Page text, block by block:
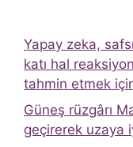
Yapay zeka,
katı hal
tahmin etmek
Güneş rüzgârı
geçirerek uzaya